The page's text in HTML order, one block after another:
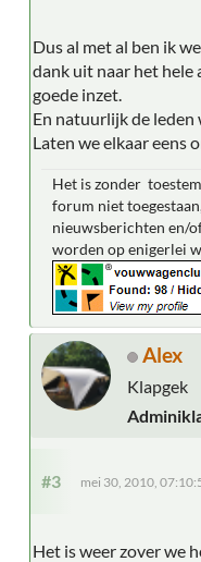
Dus al met al ben ik
dank uit naar het hele
goede inzet.
En natuurlijk de leden
Laten we elkaar eens
Het is zonder
forum niet
nieuwsberichten en/
worden op enigerlei
Alex
Klapgek
#3 mei 30, 2010,
Het is weer zover we